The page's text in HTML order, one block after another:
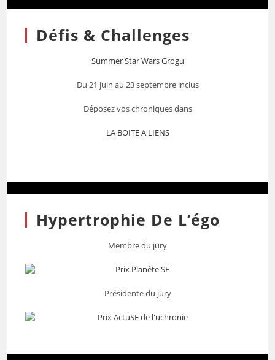
Défis & Challenges
Summer Star Wars Grogu
Du 21 juin au 23 septembre inclus
Déposez vos chroniques dans
LA BOITE A LIENS
Hypertrophie De L’égo
Membre du jury
Présidente du jury